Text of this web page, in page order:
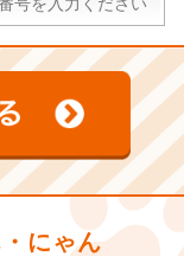
にゃん